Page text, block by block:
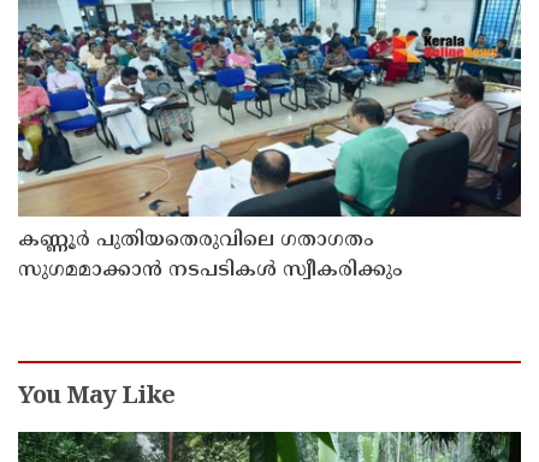
കണ്ണൂർ പുതിയതെരുവിലെ ഗതാഗതം
സുഗമമാക്കാന്‍ നടപടികള്‍ സ്വീകരിക്കും
You May Like